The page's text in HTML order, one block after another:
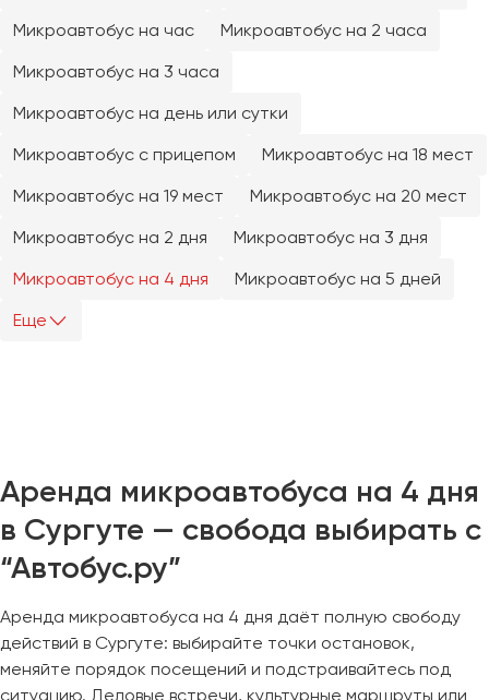
Микроавтобус на час
Микроавтобус на 2 часа
Микроавтобус на 3 часа
Микроавтобус на день или сутки
Микроавтобус с прицепом
Микроавтобус на 18 мест
Микроавтобус на 19 мест
Микроавтобус на 20 мест
Микроавтобус на 2 дня
Микроавтобус на 3 дня
Микроавтобус на 4 дня
Микроавтобус на 5 дней
Еще
Аренда микроавтобуса на 4 дня
в Сургуте — свобода выбирать с
“Автобус.ру”
Аренда микроавтобуса на 4 дня даёт полную свободу
действий в Сургуте: выбирайте точки остановок,
меняйте порядок посещений и подстраивайтесь под
ситуацию. Деловые встречи, культурные маршруты или
Хабаровск
Чебоксары
Челябинск
Якутск
Ярославль